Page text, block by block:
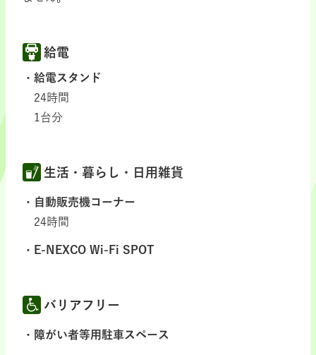
給電
給電スタンド
24時間
1台分
生活・暮らし・日用雑貨
自動販売機コーナー
24時間
E-NEXCO Wi-Fi SPOT
バリアフリー
障がい者等用駐車スペース